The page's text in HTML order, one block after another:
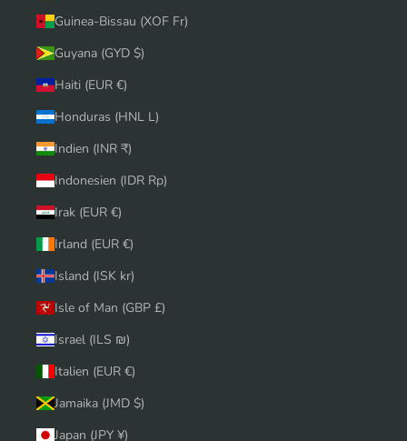
Guinea-Bissau (XOF Fr)
Guyana (GYD $)
Haiti (EUR €)
Honduras (HNL L)
Indien (INR ₹)
Indonesien (IDR Rp)
Irak (EUR €)
Irland (EUR €)
Island (ISK kr)
Isle of Man (GBP £)
Israel (ILS ₪)
Italien (EUR €)
Jamaika (JMD $)
Japan (JPY ¥)